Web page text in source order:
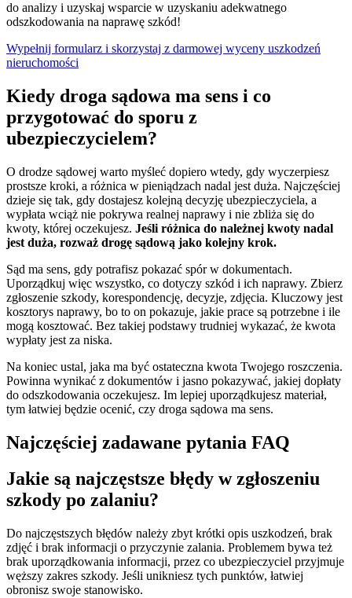
do analizy i uzyskaj wsparcie w uzyskaniu adekwatnego
odszkodowania na naprawę szkód!
Wypełnij formularz i skorzystaj z darmowej wyceny uszkodzeń
nieruchomości
Kiedy droga sądowa ma sens i co
przygotować do sporu z
ubezpieczycielem?
O drodze sądowej warto myśleć dopiero wtedy, gdy wyczerpiesz
prostsze kroki, a różnica w pieniądzach nadal jest duża. Najczęściej
dzieje się tak, gdy dostajesz kolejną decyzję ubezpieczyciela, a
wypłata wciąż nie pokrywa realnej naprawy i nie zbliża się do
kwoty, której oczekujesz. Jeśli różnica do należnej kwoty nadal
jest duża, rozważ drogę sądową jako kolejny krok.
Sąd ma sens, gdy potrafisz pokazać spór w dokumentach.
Uporządkuj więc wszystko, co dotyczy szkód i ich naprawy. Zbierz
zgłoszenie szkody, korespondencję, decyzje, zdjęcia. Kluczowy jest
kosztorys naprawy, bo to on pokazuje, jakie prace są potrzebne i ile
mogą kosztować. Bez takiej podstawy trudniej wykazać, że kwota
wypłaty jest za niska.
Na koniec ustal, jaka ma być ostateczna kwota Twojego roszczenia.
Powinna wynikać z dokumentów i jasno pokazywać, jakiej dopłaty
do odszkodowania oczekujesz. Im lepiej uporządkujesz materiał,
tym łatwiej będzie ocenić, czy droga sądowa ma sens.
Najczęściej zadawane pytania FAQ
Jakie są najczęstsze błędy w zgłoszeniu
szkody po zalaniu?
Do najczęstszych błędów należy zbyt krótki opis uszkodzeń, brak
zdjęć i brak informacji o przyczynie zalania. Problemem bywa też
brak uporządkowania informacji, przez co ubezpieczyciel przyjmuje
węższy zakres szkody. Jeśli unikniesz tych punktów, łatwiej
obronisz swoje stanowisko.